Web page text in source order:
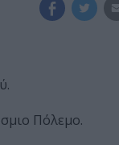
Πόλεμο.